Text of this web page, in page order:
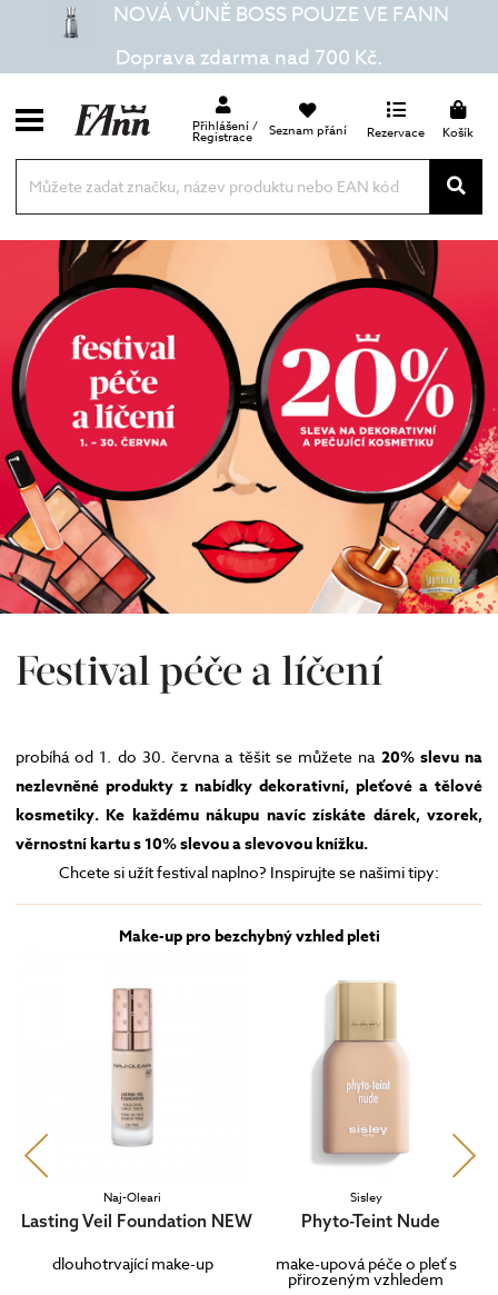
NOVÁ VŮNĚ BOSS POUZE VE FANN
Doprava zdarma nad 700 Kč.
Přihlášení /
Registrace Seznam přání Rezervace Košík
Festival péče a líčení
probíhá od 1. do 30. června a těšit se můžete na 20% slevu na
nezlevněné produkty z nabídky dekorativní, pleťové a tělové
kosmetiky. Ke každému nákupu navíc získáte dárek, vzorek,
věrnostní kartu s 10% slevou a slevovou knížku.
Chcete si užít festival naplno? Inspirujte se našimi tipy:
Make-up pro bezchybný vzhled pleti
Naj-Oleari
Lasting Veil Foundation NEW
dlouhotrvající make-up
Sisley
Phyto-Teint Nude
make-upová péče o pleť s
přirozeným vzhledem